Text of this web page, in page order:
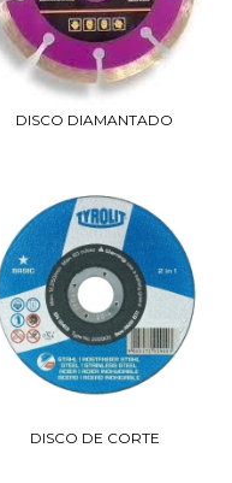
DISCO DIAMANTADO
DISCO DE CORTE